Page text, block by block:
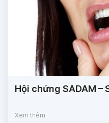
Hội chứng SADAM –
Xem thêm